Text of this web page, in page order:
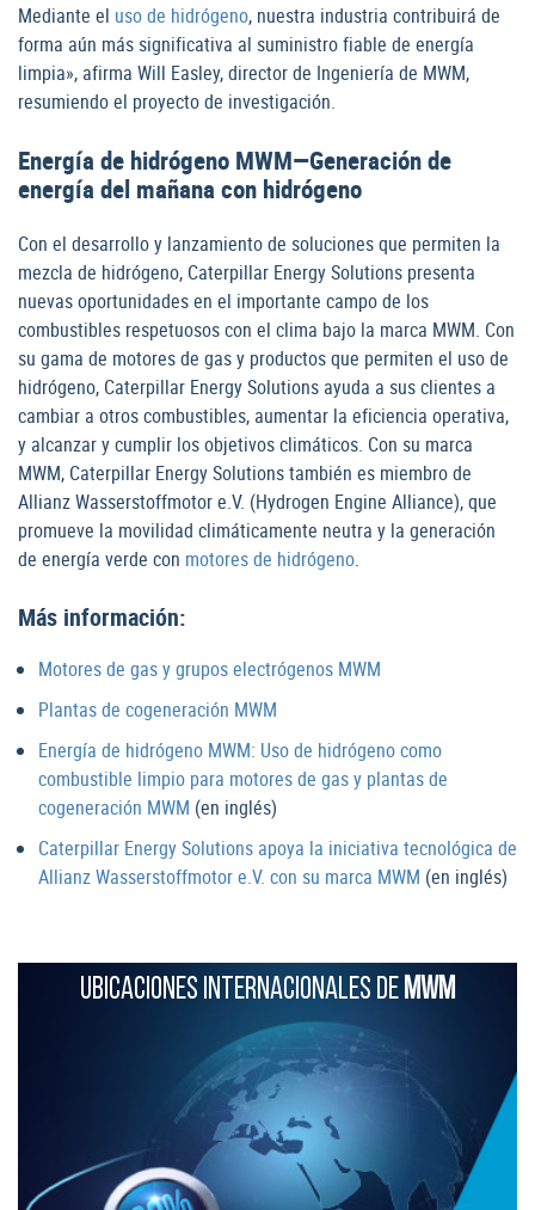
Mediante el uso de hidrógeno, nuestra industria contribuirá de
forma aún más significativa al suministro fiable de energía
limpia», afirma Will Easley, director de Ingeniería de MWM,
resumiendo el proyecto de investigación.
Energía de hidrógeno MWM—Generación de
energía del mañana con hidrógeno
Con el desarrollo y lanzamiento de soluciones que permiten la
mezcla de hidrógeno, Caterpillar Energy Solutions presenta
nuevas oportunidades en el importante campo de los
combustibles respetuosos con el clima bajo la marca MWM. Con
su gama de motores de gas y productos que permiten el uso de
hidrógeno, Caterpillar Energy Solutions ayuda a sus clientes a
cambiar a otros combustibles, aumentar la eficiencia operativa,
y alcanzar y cumplir los objetivos climáticos. Con su marca
MWM, Caterpillar Energy Solutions también es miembro de
Allianz Wasserstoffmotor e.V. (Hydrogen Engine Alliance), que
promueve la movilidad climáticamente neutra y la generación
de energía verde con motores de hidrógeno.
Más información:
Motores de gas y grupos electrógenos MWM
Plantas de cogeneración MWM
Energía de hidrógeno MWM: Uso de hidrógeno como
combustible limpio para motores de gas y plantas de
cogeneración MWM (en inglés)
Caterpillar Energy Solutions apoya la iniciativa tecnológica de
Allianz Wasserstoffmotor e.V. con su marca MWM (en inglés)
UBICACIONES INTERNACIONALES DEMWM